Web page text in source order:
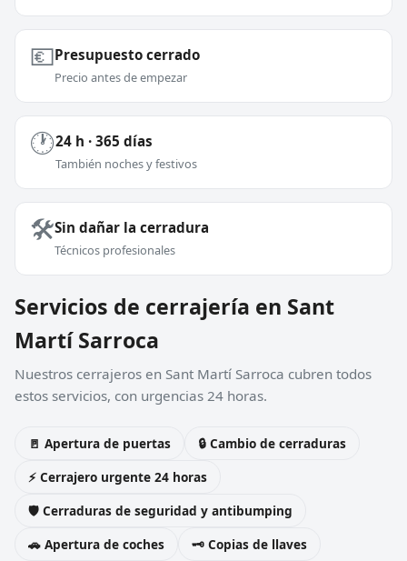
💶Presupuesto cerrado
Precio antes de empezar
🕐24 h · 365 días
También noches y festivos
🛠️Sin dañar la cerradura
Técnicos profesionales
Servicios de cerrajería en Sant
Martí Sarroca
Nuestros cerrajeros en Sant Martí Sarroca cubren todos
estos servicios, con urgencias 24 horas.
🚪 Apertura de puertas
🔒 Cambio de cerraduras
⚡ Cerrajero urgente 24 horas
🛡️ Cerraduras de seguridad y antibumping
🚗 Apertura de coches
🗝️ Copias de llaves